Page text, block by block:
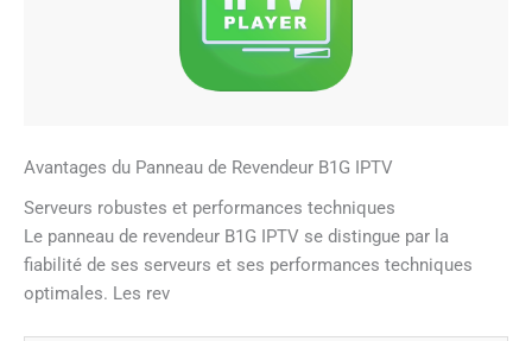
Avantages du Panneau de Revendeur B1G IPTV
Serveurs robustes et performances techniques
Le panneau de revendeur B1G IPTV se distingue par la
fiabilité de ses serveurs et ses performances techniques
optimales. Les rev